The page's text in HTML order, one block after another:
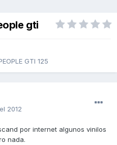
gti
GTI 125
2012
por internet algunos vinilos
nada.